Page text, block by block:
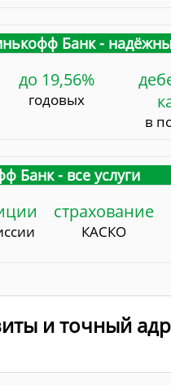
Банк -
до 19,56%
годовых
в
Банк - все услуги
страхование
КАСКО
и точный